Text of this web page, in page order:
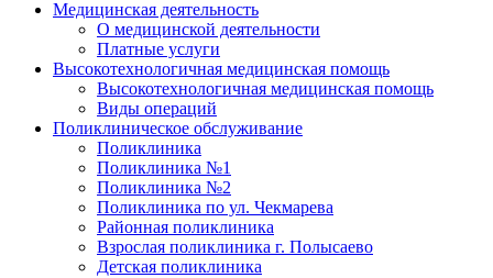
Медицинская деятельность
О медицинской деятельности
Платные услуги
Высокотехнологичная медицинская помощь
Высокотехнологичная медицинская помощь
Виды операций
Поликлиническое обслуживание
Поликлиника
Поликлиника №1
Поликлиника №2
Поликлиника по ул. Чекмарева
Районная поликлиника
Взрослая поликлиника г. Полысаево
Детская поликлиника